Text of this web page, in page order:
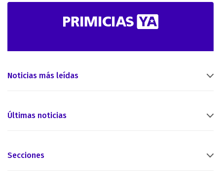
Noticias más leídas
Últimas noticias
Secciones